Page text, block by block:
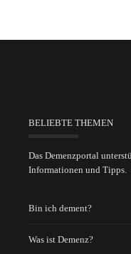
BELIEBTE THEMEN
Das Demenzportal
Informationen und Tipps.
Bin ich dement?
Was ist Demenz?